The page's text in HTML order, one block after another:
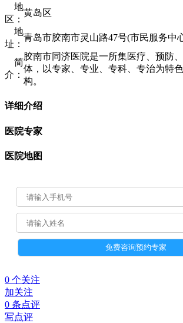
地
区：
黄岛区
地
址：
青岛市胶南市灵山路47号(市民服务中
简
介：
胶南市同济医院是一所集医疗、预防
体，以专家、专业、专科、专治为特
构。
详细介绍
医院专家
医院地图
0 个关注
加关注
0 条点评
写点评